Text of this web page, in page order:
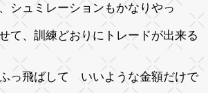
シュミレーションもかなりやっ
て、訓練どおりにトレードが出来る
っ飛ばして いいような金額だけで